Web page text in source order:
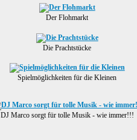
Der Flohmarkt
Die Prachtstücke
Spielmöglichkeiten für die Kleinen
DJ Marco sorgt für tolle Musik - wie immer!!!